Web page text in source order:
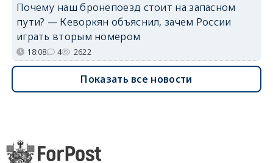
Почему наш бронепоезд стоит на запасном
пути? — Кеворкян объяснил, зачем России
играть вторым номером
18:08 4 2622
Показать все новости